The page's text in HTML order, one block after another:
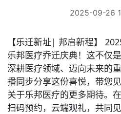
2025-09-26
【乐迁新址| 邦启新程】
乐邦医疗乔迁庆典！这不仅
深耕医疗领域、迈向未来的
播同步分享这份喜悦，带您
关于乐邦医疗的更多期待。
扫码预约，云端观礼，共同见